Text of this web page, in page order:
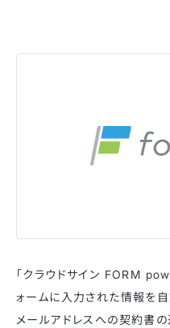
「クラウドサイン FORM
ォームに入力された情報を
メールアドレスへの契約書